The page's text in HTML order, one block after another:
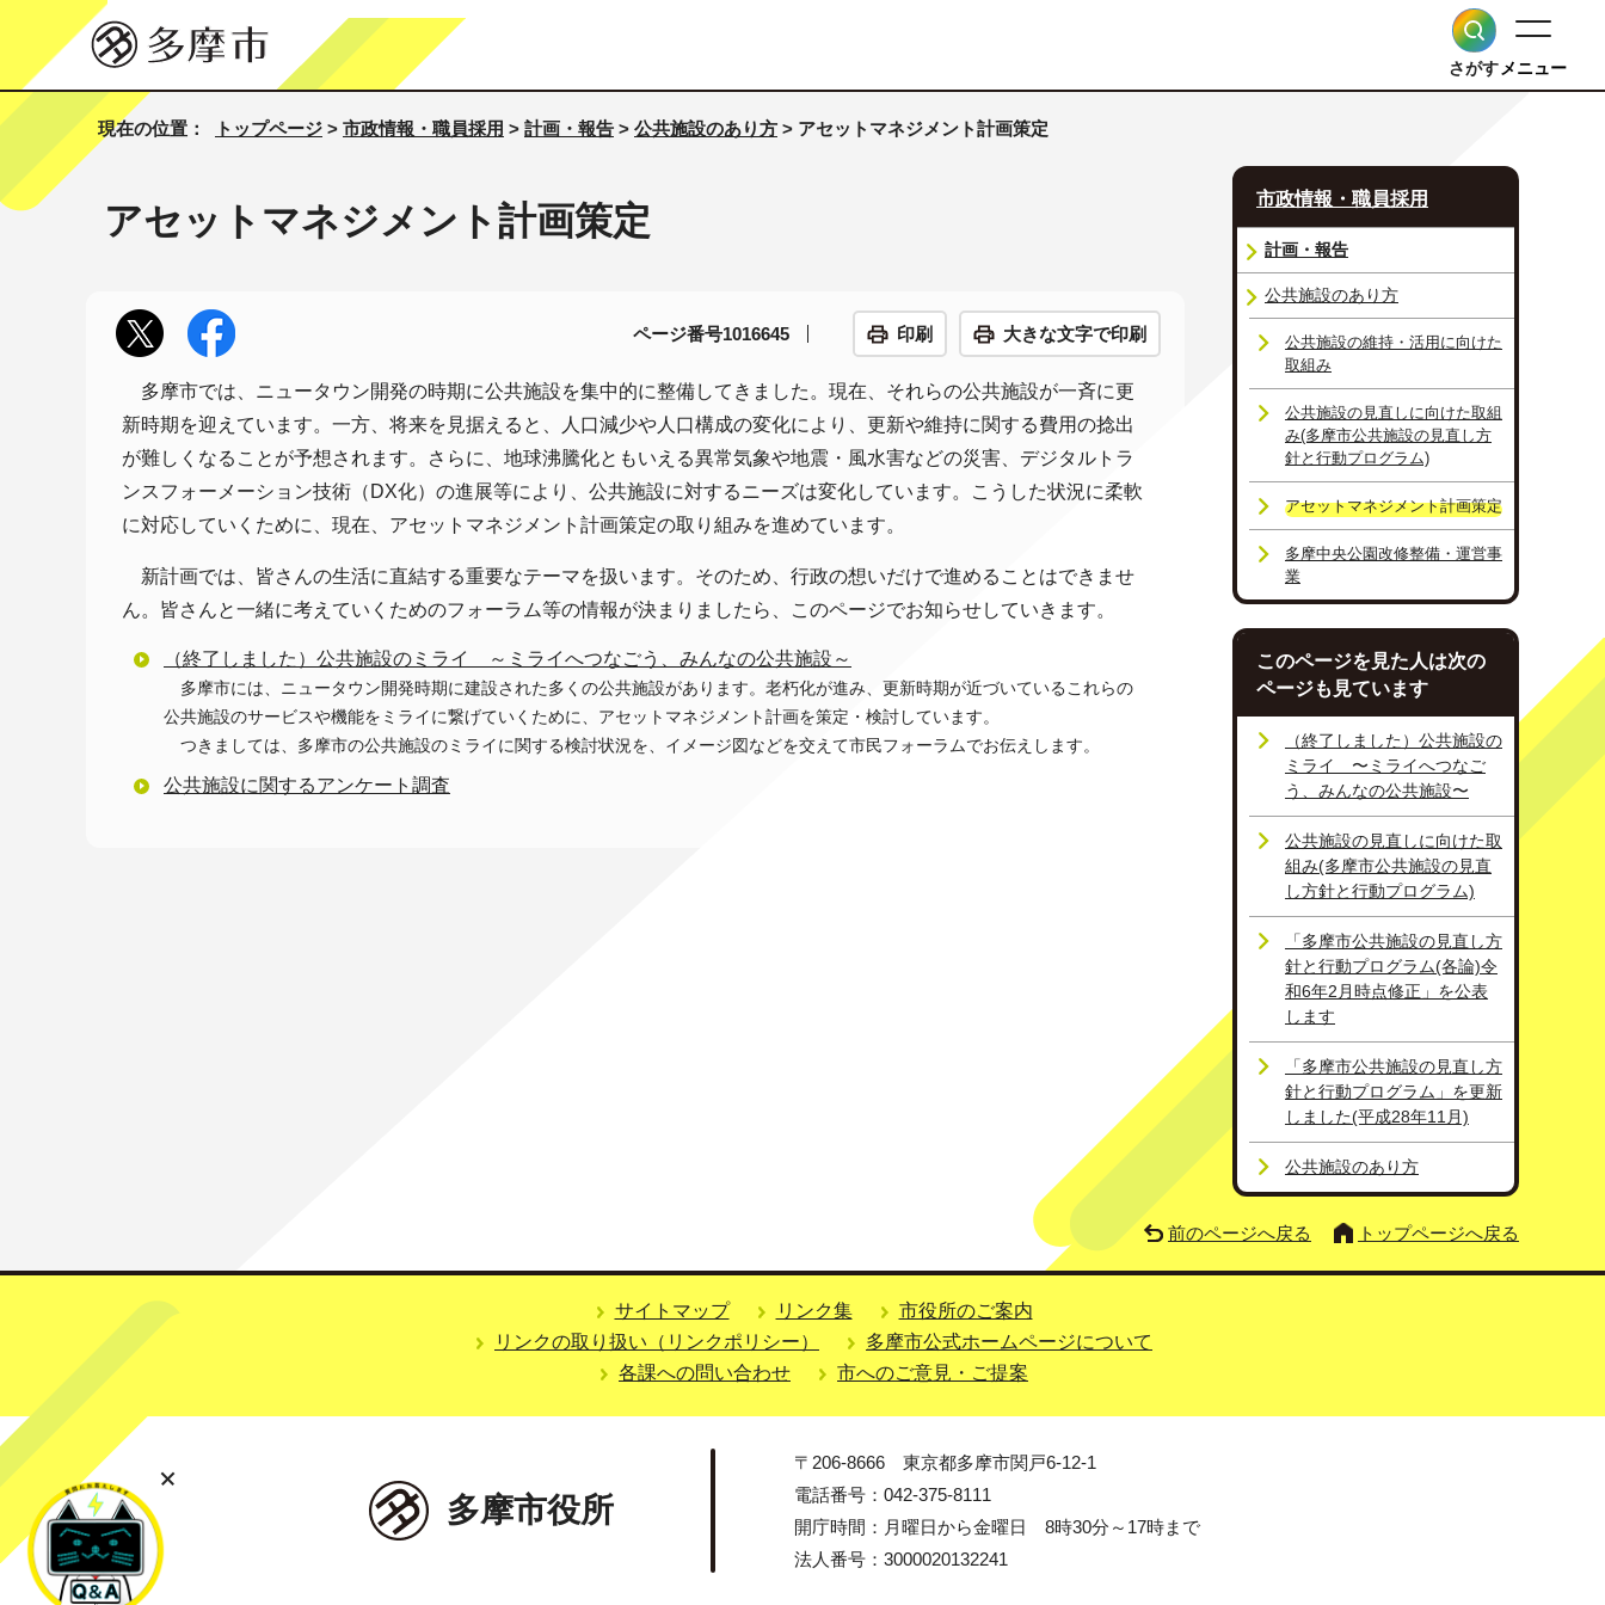
さがすメニュー
現在の位置： トップページ > 市政情報・職員採用 > 計画・報告 > 公共施設のあり方 > アセットマネジメント計画策定
アセットマネジメント計画策定
ページ番号1016645 印刷 大きな文字で印刷
多摩市では、ニュータウン開発の時期に公共施設を集中的に整備してきました。現在、それらの公共施設が一斉に更
新時期を迎えています。一方、将来を見据えると、人口減少や人口構成の変化により、更新や維持に関する費用の捻出
が難しくなることが予想されます。さらに、地球沸騰化ともいえる異常気象や地震・風水害などの災害、デジタルトラ
ンスフォーメーション技術（DX化）の進展等により、公共施設に対するニーズは変化しています。こうした状況に柔軟
に対応していくために、現在、アセットマネジメント計画策定の取り組みを進めています。
新計画では、皆さんの生活に直結する重要なテーマを扱います。そのため、行政の想いだけで進めることはできませ
ん。皆さんと一緒に考えていくためのフォーラム等の情報が決まりましたら、このページでお知らせしていきます。
（終了しました）公共施設のミライ ～ミライへつなごう、みんなの公共施設～
多摩市には、ニュータウン開発時期に建設された多くの公共施設があります。老朽化が進み、更新時期が近づいているこれらの
公共施設のサービスや機能をミライに繋げていくために、アセットマネジメント計画を策定・検討しています。
つきましては、多摩市の公共施設のミライに関する検討状況を、イメージ図などを交えて市民フォーラムでお伝えします。
公共施設に関するアンケート調査
市政情報・職員採用
計画・報告
公共施設のあり方
公共施設の維持・活用に向けた
取組み
公共施設の見直しに向けた取組
み(多摩市公共施設の見直し方
針と行動プログラム)
アセットマネジメント計画策定
多摩中央公園改修整備・運営事
業
このページを見た人は次の
ページも見ています
（終了しました）公共施設の
ミライ 〜ミライへつなご
う、みんなの公共施設〜
公共施設の見直しに向けた取
組み(多摩市公共施設の見直
し方針と行動プログラム)
「多摩市公共施設の見直し方
針と行動プログラム(各論)令
和6年2月時点修正」を公表
します
「多摩市公共施設の見直し方
針と行動プログラム」を更新
しました(平成28年11月)
公共施設のあり方
前のページへ戻る トップページへ戻る
サイトマップ リンク集
市役所のご案内
リンクの取り扱い（リンクポリシー）
多摩市公式ホームページについて
各課への問い合わせ
市へのご意見・ご提案
多摩市役所
〒206-8666 東京都多摩市関戸6-12-1
電話番号：042-375-8111
開庁時間：月曜日から金曜日 8時30分～17時まで
法人番号：3000020132241